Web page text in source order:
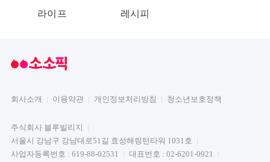
라이프 레시피
회사소개 이용약관 개인정보처리방침 청소년보호정책
주식회사 블루빌리지
서울시 강남구 강남대로51길 효성해링턴타워 1031호
사업자등록번호 : 619-88-02531
대표번호 : 02-6201-0921